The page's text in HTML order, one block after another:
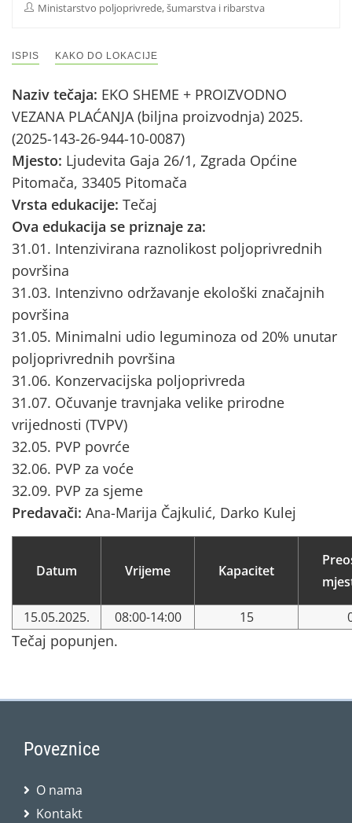
Ministarstvo poljoprivrede, šumarstva i ribarstva
ISPIS KAKO DO LOKACIJE
Naziv tečaja: EKO SHEME + PROIZVODNO
VEZANA PLAĆANJA (biljna proizvodnja) 2025.
(2025-143-26-944-10-0087)
Mjesto: Ljudevita Gaja 26/1, Zgrada Općine
Pitomača, 33405 Pitomača
Vrsta edukacije: Tečaj
Ova edukacija se priznaje za:
31.01. Intenzivirana raznolikost poljoprivrednih
površina
31.03. Intenzivno održavanje ekološki značajnih
površina
31.05. Minimalni udio leguminoza od 20% unutar
poljoprivrednih površina
31.06. Konzervacijska poljoprivreda
31.07. Očuvanje travnjaka velike prirodne
vrijednosti (TVPV)
32.05. PVP povrće
32.06. PVP za voće
32.09. PVP za sjeme
Predavači: Ana-Marija Čajkulić, Darko Kulej
Datum Vrijeme Kapacitet
15.05.2025. 08:00-14:00 15
Tečaj popunjen.
Poveznice
O nama
Kontakt